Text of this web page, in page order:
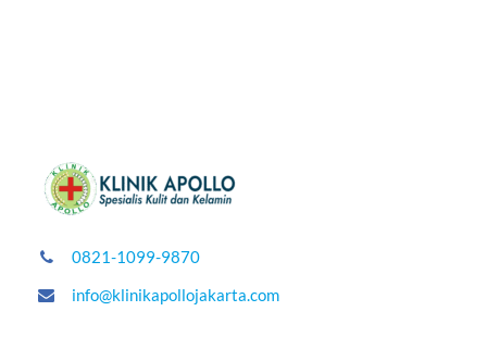
0821-1099-9870
info@klinikapollojakarta.com